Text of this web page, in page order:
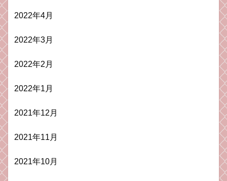
2022年4月
2022年3月
2022年2月
2022年1月
2021年12月
2021年11月
2021年10月